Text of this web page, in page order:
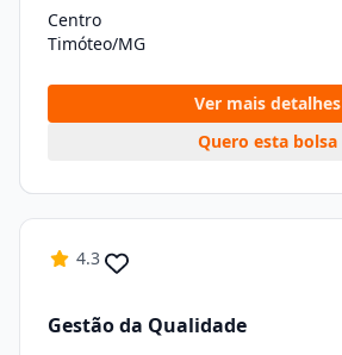
Centro
Timóteo/MG
Ver mais detalhes
Quero esta bolsa
4.3
Gestão da Qualidade